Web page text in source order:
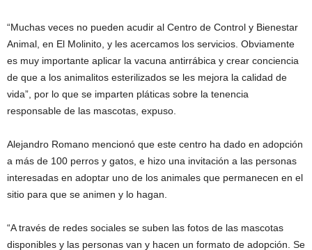
“Muchas veces no pueden acudir al Centro de Control y Bienestar
Animal, en El Molinito, y les acercamos los servicios. Obviamente
es muy importante aplicar la vacuna antirrábica y crear conciencia
de que a los animalitos esterilizados se les mejora la calidad de
vida”, por lo que se imparten pláticas sobre la tenencia
responsable de las mascotas, expuso.
Alejandro Romano mencionó que este centro ha dado en adopción
a más de 100 perros y gatos, e hizo una invitación a las personas
interesadas en adoptar uno de los animales que permanecen en el
sitio para que se animen y lo hagan.
“A través de redes sociales se suben las fotos de las mascotas
disponibles y las personas van y hacen un formato de adopción. Se